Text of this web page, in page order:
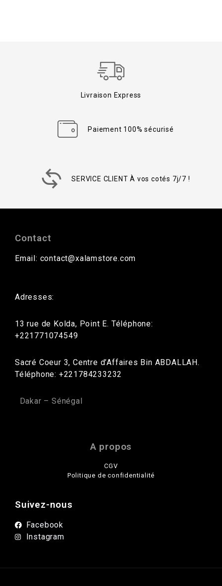
Livraison Express
Paiement 100% sécurisé
SERVICE CLIENT À vos cotés 7j/7 !
Contact
Email: contact@xalamstore.com
Adresses:
13 rue de Kolda, Point E. Téléphone:
+221771074549
Sacré Coeur 3, Centre d’Affaires Bin ABDALLAH.
Téléphone: +221784233232
Dakar – Sénégal
A propos
CGV
Politique de confidentialité
Suivez-nous
Facebook
Instagram